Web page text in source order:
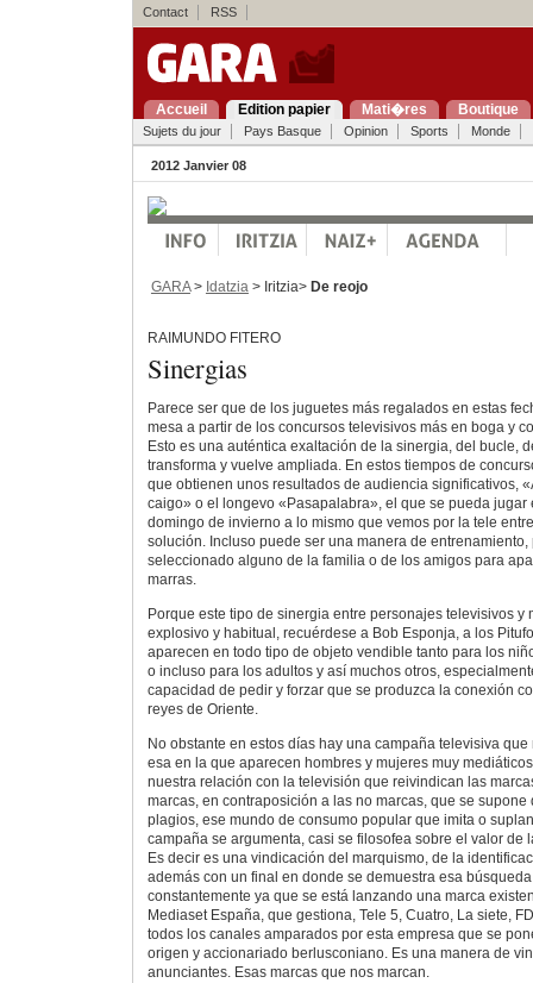
Contact RSS
Accueil Edition papier Mati�res Boutique
Sujets du jour Pays Basque Opinion Sports Monde
2012 Janvier 08
GARA> Idatzia > Iritzia> De reojo
RAIMUNDO FITERO
Sinergias
Parece ser que de los juguetes más regalados en estas
mesa a partir de los concursos televisivos más en boga y
Esto es una auténtica exaltación de la sinergia, del bucle,
transforma y vuelve ampliada. En estos tiempos de
que obtienen unos resultados de audiencia significativos,
caigo» o el longevo «Pasapalabra», el que se pueda jugar
domingo de invierno a lo mismo que vemos por la tele
solución. Incluso puede ser una manera de entrenamiento,
seleccionado alguno de la familia o de los amigos para
marras.
Porque este tipo de sinergia entre personajes televisivos y
explosivo y habitual, recuérdese a Bob Esponja, a los
aparecen en todo tipo de objeto vendible tanto para los
o incluso para los adultos y así muchos otros,
capacidad de pedir y forzar que se produzca la conexión
reyes de Oriente.
No obstante en estos días hay una campaña televisiva
esa en la que aparecen hombres y mujeres muy
nuestra relación con la televisión que reivindican las
marcas, en contraposición a las no marcas, que se supone
plagios, ese mundo de consumo popular que imita o
campaña se argumenta, casi se filosofea sobre el valor de
Es decir es una vindicación del marquismo, de la
además con un final en donde se demuestra esa
constantemente ya que se está lanzando una marca
Mediaset España, que gestiona, Tele 5, Cuatro, La siete,
todos los canales amparados por esta empresa que se
origen y accionariado berlusconiano. Es una manera de
anunciantes. Esas marcas que nos marcan.